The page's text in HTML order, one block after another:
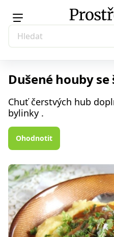
Dušené houby
Chuť čerstvých hub
bylinky .
Ohodnotit